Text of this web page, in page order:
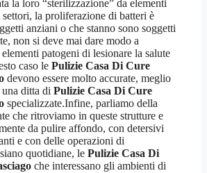
la loro “sterilizzazione” da elementi
la proliferazione di batteri è
anziani o che stanno sono soggetti
non si deve mai dare modo a
patogeni di lesionare la salute
caso le Pulizie Casa Di Cure
devono essere molto accurate, meglio
ditta di Pulizie Casa Di Cure
specializzate.Infine, parliamo della
che ritroviamo in queste strutture e
da pulire affondo, con detersivi
e con delle operazioni di
quotidiane, le Pulizie Casa Di
che interessano gli ambienti di